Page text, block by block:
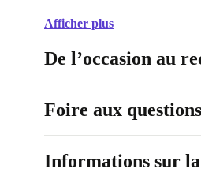
Afficher plus
De l’occasion au
Foire aux questions
Informations sur